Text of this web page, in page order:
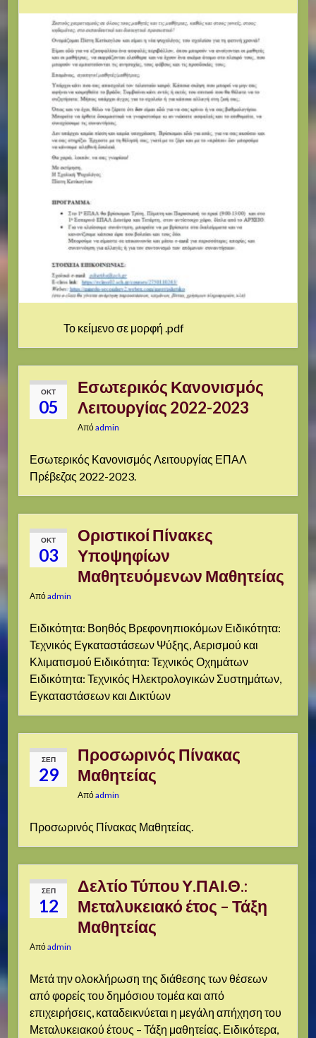
Το κείμενο σε μορφή .pdf
ΟΚΤ
05
Εσωτερικός Κανονισμός
Λειτουργίας 2022-2023
Απόadmin
Εσωτερικός Κανονισμός Λειτουργίας ΕΠΑΛ
Πρέβεζας 2022-2023.
ΟΚΤ
03
Οριστικοί Πίνακες
Υποψηφίων
Μαθητευόμενων Μαθητείας
Απόadmin
Ειδικότητα: Βοηθός Βρεφονηπιοκόμων Ειδικότητα:
Τεχνικός Εγκαταστάσεων Ψύξης, Αερισμού και
Κλιματισμού Ειδικότητα: Τεχνικός Οχημάτων
Ειδικότητα: Τεχνικός Ηλεκτρολογικών Συστημάτων,
Εγκαταστάσεων και Δικτύων
ΣΕΠ
29
Προσωρινός Πίνακας
Μαθητείας
Απόadmin
Προσωρινός Πίνακας Μαθητείας.
ΣΕΠ
12
Δελτίο Τύπου Υ.ΠΑΙ.Θ.:
Μεταλυκειακό έτος – Τάξη
Μαθητείας
Απόadmin
Μετά την ολοκλήρωση της διάθεσης των θέσεων
από φορείς του δημόσιου τομέα και από
επιχειρήσεις, καταδεικνύεται η μεγάλη απήχηση του
Μεταλυκειακού έτους – Τάξη μαθητείας. Ειδικότερα,